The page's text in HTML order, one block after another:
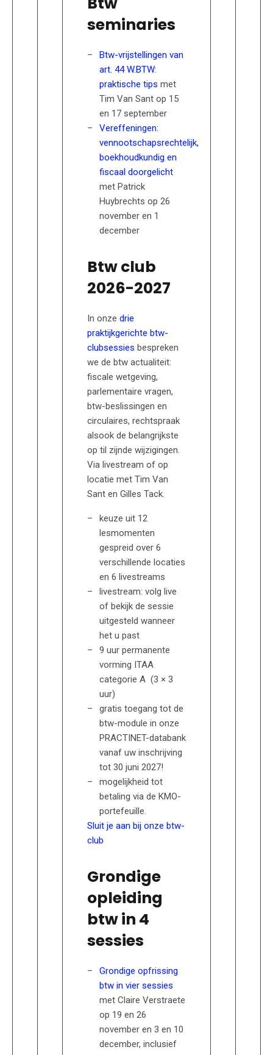
seminaries
Btw-vrijstellingen van
art. 44 W.BTW:
praktische tips met
Tim Van Sant op 15
en 17 september
Vereffeningen:
vennootschapsrechtelijk,
boekhoudkundig en
fiscaal doorgelicht
met Patrick
Huybrechts op 26
november en 1
december
Btw club
2026-2027
In onze drie
praktijkgerichte btw-
clubsessies bespreken
we de btw actualiteit:
fiscale wetgeving,
parlementaire vragen,
btw-beslissingen en
circulaires, rechtspraak
alsook de belangrijkste
op til zijnde wijzigingen.
Via livestream of op
locatie met Tim Van
Sant en Gilles Tack.
keuze uit 12
lesmomenten
gespreid over 6
verschillende locaties
en 6 livestreams
livestream: volg live
of bekijk de sessie
uitgesteld wanneer
het u past
9 uur permanente
vorming ITAA
categorie A (3 × 3
uur)
gratis toegang tot de
btw-module in onze
PRACTINET-databank
vanaf uw inschrijving
tot 30 juni 2027!
mogelijkheid tot
betaling via de KMO-
portefeuille.
Sluit je aan bij onze btw-
club
Grondige
opleiding
btw in 4
sessies
Grondige opfrissing
btw in vier sessies
met Claire Verstraete
op 19 en 26
november en 3 en 10
december, inclusief